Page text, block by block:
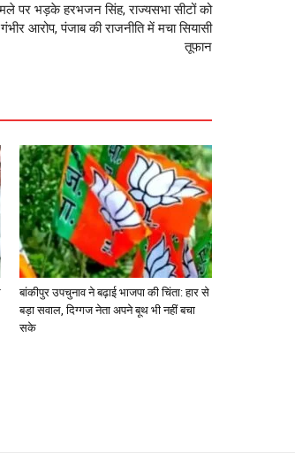
हमले पर भड़के हरभजन सिंह, राज्यसभा सीटों को
आरोप, पंजाब की राजनीति में मचा सियासी
तूफान
बांकीपुर उपचुनाव ने बढ़ाई भाजपा की चिंता: हार से
बड़ा सवाल, दिग्गज नेता अपने बूथ भी नहीं बचा
सके